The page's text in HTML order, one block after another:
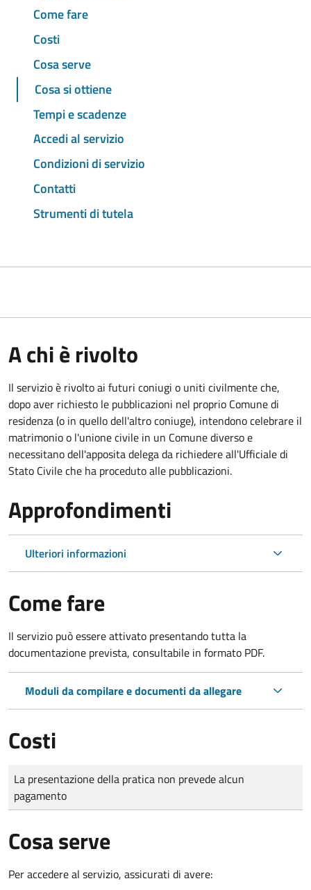
Come fare
Costi
Cosa serve
Cosa si ottiene
Tempi e scadenze
Accedi al servizio
Condizioni di servizio
Contatti
Strumenti di tutela
A chi è rivolto
Il servizio è rivolto ai futuri coniugi o uniti civilmente che,
dopo aver richiesto le pubblicazioni nel proprio Comune di
residenza (o in quello dell'altro coniuge), intendono celebrare il
matrimonio o l'unione civile in un Comune diverso e
necessitano dell'apposita delega da richiedere all'Ufficiale di
Stato Civile che ha proceduto alle pubblicazioni.
Approfondimenti
Ulteriori informazioni
Come fare
Il servizio può essere attivato presentando tutta la
documentazione prevista, consultabile in formato PDF.
Moduli da compilare e documenti da allegare
Costi
Tipo di pagamento
Importo
La presentazione della pratica non prevede alcun
pagamento
Cosa serve
Per accedere al servizio, assicurati di avere: